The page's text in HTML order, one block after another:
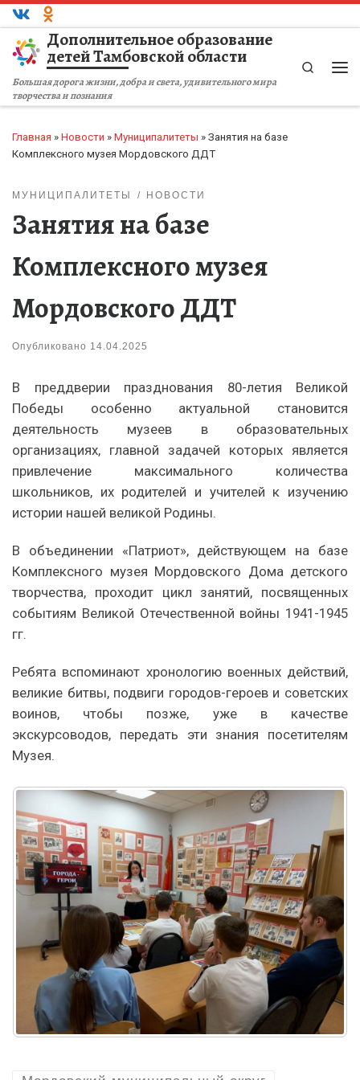
Перейти к содержимому
Дополнительное образование
детей Тамбовской области
Большая дорога жизни, добра и света, удивительного мира
творчества и познания
Search
Главная » Новости » Муниципалитеты » Занятия на базе
Комплексного музея Мордовского ДДТ
МУНИЦИПАЛИТЕТЫ НОВОСТИ
Занятия на базе
Комплексного музея
Мордовского ДДТ
Опубликовано 14.04.2025
В преддверии празднования 80-летия Великой
Победы особенно актуальной становится
деятельность музеев в образовательных
организациях, главной задачей которых является
привлечение максимального количества
школьников, их родителей и учителей к изучению
истории нашей великой Родины.
В объединении «Патриот», действующем на базе
Комплексного музея Мордовского Дома детского
творчества, проходит цикл занятий, посвященных
событиям Великой Отечественной войны 1941-1945
гг.
Ребята вспоминают хронологию военных действий,
великие битвы, подвиги городов-героев и советских
воинов, чтобы позже, уже в качестве
экскурсоводов, передать эти знания посетителям
Музея.